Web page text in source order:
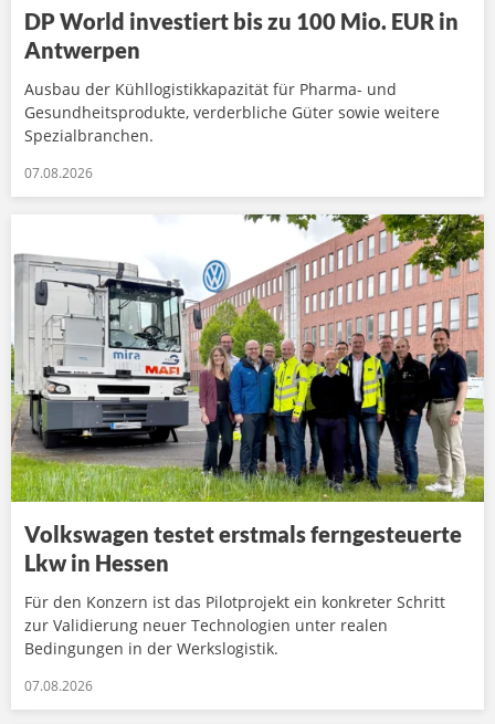
DP World investiert bis zu 100 Mio. EUR in
Antwerpen
Ausbau der Kühllogistikkapazität für Pharma- und
Gesundheitsprodukte, verderbliche Güter sowie weitere
Spezialbranchen.
07.08.2026
Volkswagen testet erstmals ferngesteuerte
Lkw in Hessen
Für den Konzern ist das Pilotprojekt ein konkreter Schritt
zur Validierung neuer Technologien unter realen
Bedingungen in der Werkslogistik.
07.08.2026